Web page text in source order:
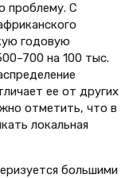
проблему. С
годовую
на 100 тыс.
ее от других
отметить, что в
локальная
большими